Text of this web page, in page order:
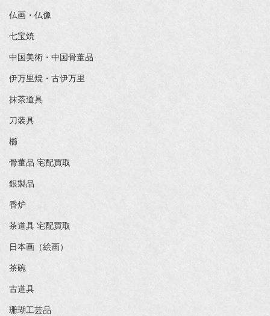
仏画・仏像
七宝焼
中国美術・中国骨董品
伊万里焼・古伊万里
抹茶道具
刀装具
櫛
骨董品 宅配買取
銀製品
香炉
茶道具 宅配買取
日本画（絵画）
茶碗
古道具
珊瑚工芸品